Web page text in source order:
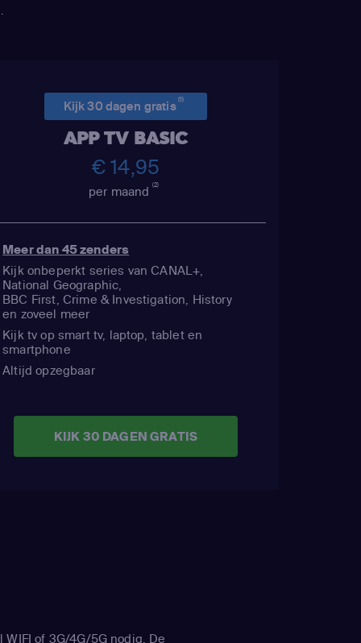
McCormick /
(Linda
(Tolkien Black
(Stan
/ Mr. Garrison
/ Tweek
/ Scott
Stewart(Wendy
Marsh)
Cartman),
Kijk 30 dagen gratis(1)
APP TV BASIC
€ 14,95
per maand(2)
Meer dan 45 zenders
Kijk onbeperkt series van CANAL+,
National Geographic,
BBC First, Crime & Investigation, History
en zoveel meer
Kijk tv op smart tv, laptop, tablet en
smartphone
Altijd opzegbaar
KIJK 30 DAGEN GRATIS
of 3G/4G/5G nodig. De